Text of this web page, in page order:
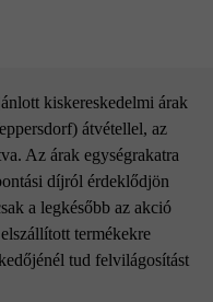
kiskereskedelmi árak
átvétellel, az
Az árak egységrakatra
díjról érdeklődjön
a legkésőbb az akció
termékekre
tud felvilágosítást